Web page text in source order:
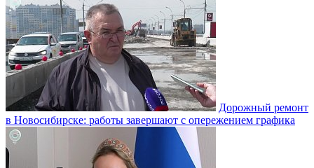
Дорожный ремонт
в Новосибирске: работы завершают с опережением графика